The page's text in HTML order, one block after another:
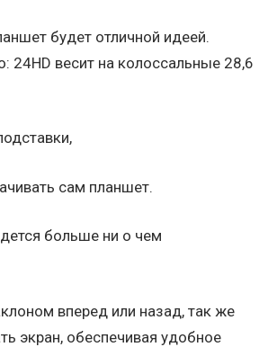
будет отличной идеей.
24HD весит на колоссальные 28,6
сам планшет.
больше ни о чем
вперед или назад, так же
экран, обеспечивая удобное